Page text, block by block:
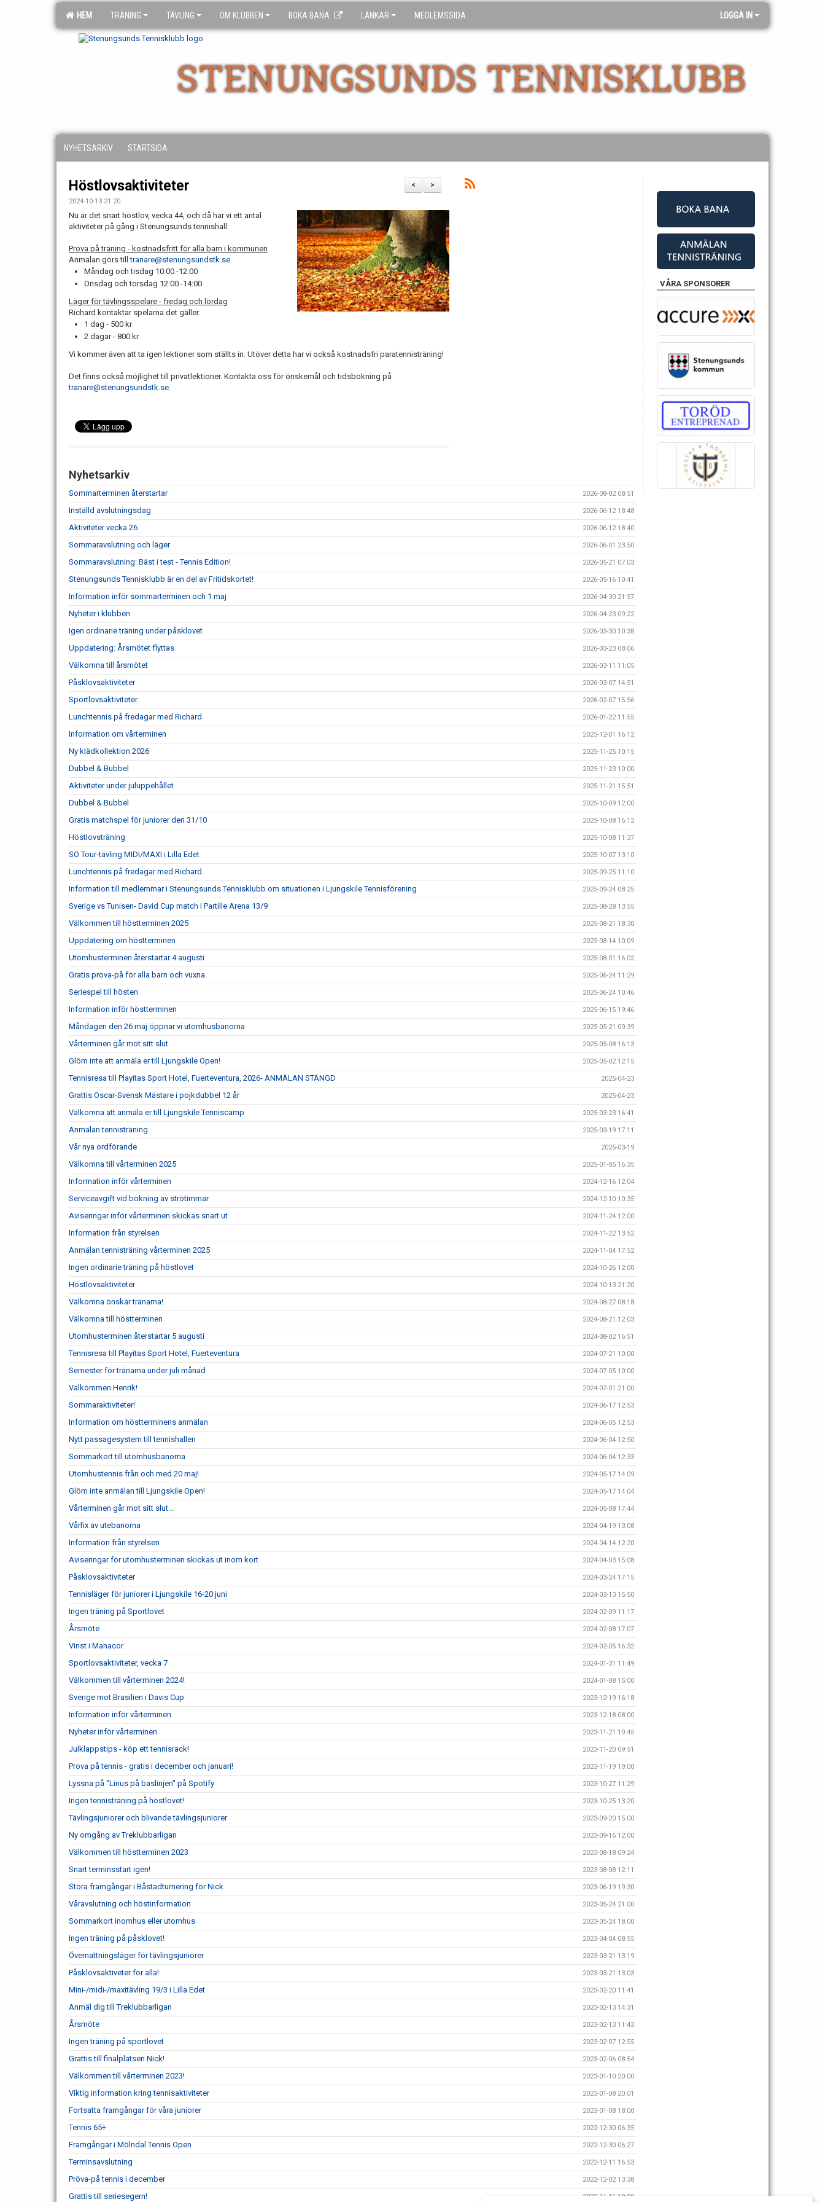
HEM TRÄNING TÄVLING OM KLUBBEN BOKA BANA LÄNKAR MEDLEMSSIDA LOGGA IN
STENUNGSUNDS TENNISKLUBB
NYHETSARKIV STARTSIDA
>
<
Höstlovsaktiviteter
2024-10-13 21:20
Nu är det snart höstlov, vecka 44, och då har vi ett antal
aktiviteter på gång i Stenungsunds tennishall:
Prova på träning - kostnadsfritt för alla barn i kommunen
Anmälan görs tilltranare@stenungsundstk.se
Måndag och tisdag 10:00 -12:00
Onsdag och torsdag 12:00 -14:00
Läger för tävlingsspelare - fredag och lördag
Richard kontaktar spelarna det gäller.
1 dag - 500 kr
2 dagar - 800 kr
Vi kommer även att ta igen lektioner som ställts in. Utöver detta har vi också kostnadsfri paratennisträning!
Det finns också möjlighet till privatlektioner. Kontakta oss för önskemål och tidsbokning på
tranare@stenungsundstk.se.
Nyhetsarkiv
Sommarterminen återstartar 2026-08-02 08:51
Inställd avslutningsdag 2026-06-12 18:48
Aktiviteter vecka 26 2026-06-12 18:40
Sommaravslutning och läger 2026-06-01 23:50
Sommaravslutning: Bäst i test - Tennis Edition! 2026-05-21 07:03
Stenungsunds Tennisklubb är en del av Fritidskortet! 2026-05-16 10:41
Information inför sommarterminen och 1 maj 2026-04-30 21:57
Nyheter i klubben 2026-04-23 09:22
Igen ordinarie träning under påsklovet 2026-03-30 10:38
Uppdatering: Årsmötet flyttas 2026-03-23 08:06
Välkomna till årsmötet 2026-03-11 11:05
Påsklovsaktiviteter 2026-03-07 14:51
Sportlovsaktiviteter 2026-02-07 15:56
Lunchtennis på fredagar med Richard 2026-01-22 11:55
Information om vårterminen 2025-12-01 16:12
Ny klädkollektion 2026 2025-11-25 10:15
Dubbel & Bubbel 2025-11-23 10:00
Aktiviteter under juluppehållet 2025-11-21 15:51
Dubbel & Bubbel 2025-10-09 12:00
Gratis matchspel för juniorer den 31/10 2025-10-08 16:12
Höstlovsträning 2025-10-08 11:37
SO Tour-tävling MIDI/MAXI i Lilla Edet 2025-10-07 13:10
Lunchtennis på fredagar med Richard 2025-09-25 11:10
Information till medlemmar i Stenungsunds Tennisklubb om situationen i Ljungskile Tennisförening 2025-09-24 08:25
Sverige vs Tunisen- David Cup match i Partille Arena 13/9 2025-08-28 13:55
Välkommen till höstterminen 2025 2025-08-21 18:30
Uppdatering om höstterminen 2025-08-14 10:09
Utomhusterminen återstartar 4 augusti 2025-08-01 16:02
Gratis prova-på för alla barn och vuxna 2025-06-24 11:29
Seriespel till hösten 2025-06-24 10:46
Information inför höstterminen 2025-06-15 19:46
Måndagen den 26 maj öppnar vi utomhusbanorna 2025-05-21 09:39
Vårterminen går mot sitt slut 2025-05-08 16:13
Glöm inte att anmäla er till Ljungskile Open! 2025-05-02 12:15
Tennisresa till Playitas Sport Hotel, Fuerteventura, 2026- ANMÄLAN STÄNGD 2025-04-23
Grattis Oscar-Svensk Mästare i pojkdubbel 12 år 2025-04-23
Välkomna att anmäla er till Ljungskile Tenniscamp 2025-03-23 16:41
Anmälan tennisträning 2025-03-19 17:11
Vår nya ordförande 2025-03-19
Välkomna till vårterminen 2025 2025-01-05 16:35
Information inför vårterminen 2024-12-16 12:04
Serviceavgift vid bokning av strötimmar 2024-12-10 10:35
Aviseringar inför vårterminen skickas snart ut 2024-11-24 12:00
Information från styrelsen 2024-11-22 13:52
Anmälan tennisträning vårterminen 2025 2024-11-04 17:52
Ingen ordinarie träning på höstlovet 2024-10-26 12:00
Höstlovsaktiviteter 2024-10-13 21:20
Välkomna önskar tränarna! 2024-08-27 08:18
Välkomna till höstterminen 2024-08-21 12:03
Utomhusterminen återstartar 5 augusti 2024-08-02 16:51
Tennisresa till Playitas Sport Hotel, Fuerteventura 2024-07-21 10:00
Semester för tränarna under juli månad 2024-07-05 10:00
Välkommen Henrik! 2024-07-01 21:00
Sommaraktiviteter! 2024-06-17 12:53
Information om höstterminens anmälan 2024-06-05 12:53
Nytt passagesystem till tennishallen 2024-06-04 12:50
Sommarkort till utomhusbanorna 2024-06-04 12:33
Utomhustennis från och med 20 maj! 2024-05-17 14:09
Glöm inte anmälan till Ljungskile Open! 2024-05-17 14:04
Vårterminen går mot sitt slut... 2024-05-08 17:44
Vårfix av utebanorna 2024-04-19 13:08
Information från styrelsen 2024-04-14 12:20
Aviseringar för utomhusterminen skickas ut inom kort 2024-04-03 15:08
Påsklovsaktiviteter 2024-03-24 17:15
Tennisläger för juniorer i Ljungskile 16-20 juni 2024-03-13 15:50
Ingen träning på Sportlovet 2024-02-09 11:17
Årsmöte 2024-02-08 17:07
Vinst i Manacor 2024-02-05 16:32
Sportlovsaktiviteter, vecka 7 2024-01-31 11:49
Välkommen till vårterminen 2024! 2024-01-08 15:00
Sverige mot Brasilien i Davis Cup 2023-12-19 16:18
Information inför vårterminen 2023-12-18 08:00
Nyheter inför vårterminen 2023-11-21 19:45
Julklappstips - köp ett tennisrack! 2023-11-20 09:51
Prova på tennis - gratis i december och januari! 2023-11-19 19:00
Lyssna på "Linus på baslinjen" på Spotify 2023-10-27 11:29
Ingen tennisträning på höstlovet! 2023-10-25 13:20
Tävlingsjuniorer och blivande tävlingsjuniorer 2023-09-20 15:00
Ny omgång av Treklubbarligan 2023-09-16 12:00
Välkommen till höstterminen 2023 2023-08-18 09:24
Snart terminsstart igen! 2023-08-08 12:11
Stora framgångar i Båstadturnering för Nick 2023-06-19 19:30
Våravslutning och höstinformation 2023-05-24 21:00
Sommarkort inomhus eller utomhus 2023-05-24 18:00
Ingen träning på påsklovet! 2023-04-04 08:55
Övernattningsläger för tävlingsjuniorer 2023-03-21 13:19
Påsklovsaktiveter för alla! 2023-03-21 13:03
Mini-/midi-/maxitävling 19/3 i Lilla Edet 2023-02-20 11:41
Anmäl dig till Treklubbarligan 2023-02-13 14:31
Årsmöte 2023-02-13 11:43
Ingen träning på sportlovet 2023-02-07 12:55
Grattis till finalplatsen Nick! 2023-02-06 08:54
Välkommen till vårterminen 2023! 2023-01-10 20:00
Viktig information kring tennisaktiviteter 2023-01-08 20:01
Fortsatta framgångar för våra juniorer 2023-01-08 18:00
Tennis 65+ 2022-12-30 06:35
Framgångar i Mölndal Tennis Open 2022-12-30 06:27
Terminsavslutning 2022-12-11 16:53
Pröva-på tennis i december 2022-12-02 13:38
Grattis till seriesegern! 2022-11-16 18:00
VÅRA SPONSORER